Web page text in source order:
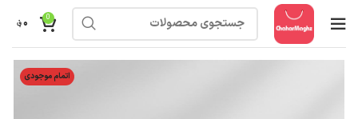
0 ۰؋
اتمام موجودی